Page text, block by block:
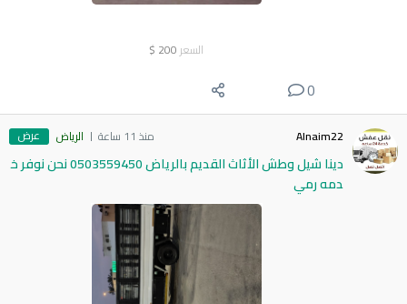
السعر 200
$
0
Alnaim22 منذ 11 ساعة الرياض عرض
دينا شيل وطش الأثاث القديم بالرياض 0503559450 نحن نوفر خ
دمه رمي